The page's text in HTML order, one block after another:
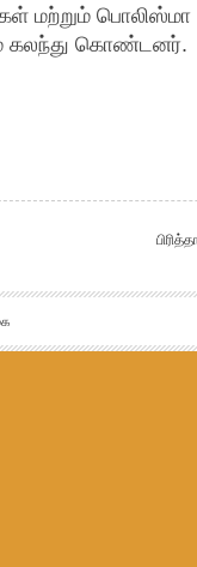
மற்றும் பொலிஸ்மா
கலந்து கொண்டனர்.